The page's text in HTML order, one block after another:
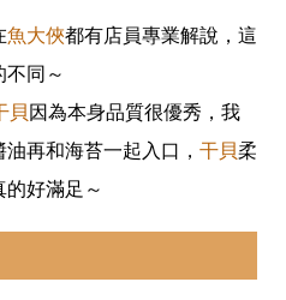
魚大俠都有店員專業解說，這
同～
貝因為本身品質很優秀，我
再和海苔一起入口， 干貝柔
好滿足～